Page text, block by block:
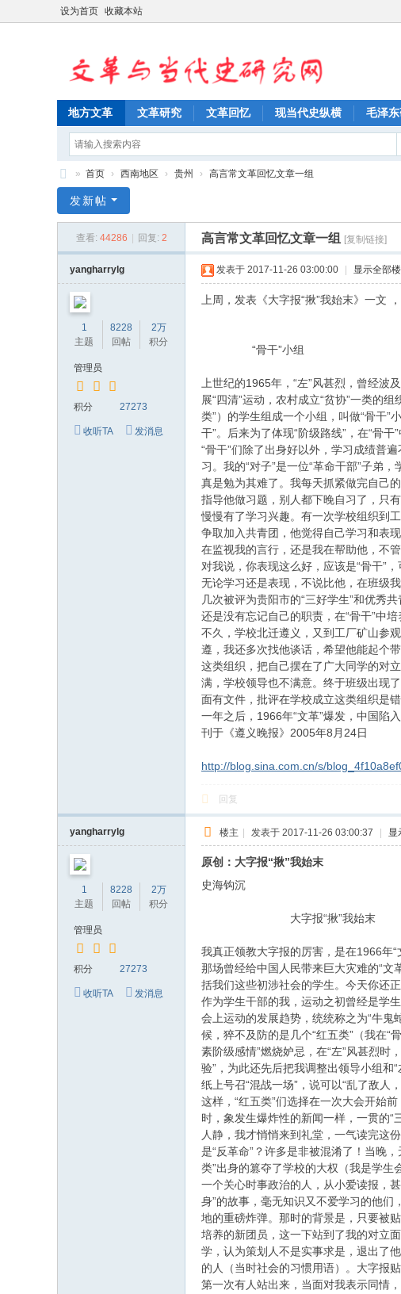
设为首页 收藏本站
地方文革 文革研究 文革回忆 现当代史纵横 毛泽
革
» 首页 › 西南地区 › 贵州 › 高言常文革回忆文章一组
发新帖
查看: 44286 回复: 2 高言常文革回忆文章一组 [复制链接]
yangharrylg
1
主题
8228
回帖
2万
积分
管理员
积分 27273
收听TA 发消息
发表于 2017-11-26 03:00:00 显示全部
上周，发表《大字报“揪”我始末》一文
“骨干”小组
上世纪的1965年，“左”风甚烈，曾经
展“四清”运动，农村成立“贫协”一类的
类”）的学生组成一个小组，叫做“骨干
干”。后来为了体现“阶级路线”，在“骨
“骨干”们除了出身好以外，学习成绩普
习。我的“对子”是一位“革命干部”子弟
真是勉为其难了。我每天抓紧做完自己
指导他做习题，别人都下晚自习了，只
慢慢有了学习兴趣。有一次学校组织到
争取加入共青团，他觉得自己学习和表
在监视我的言行，还是我在帮助他，不
对我说，你表现这么好，应该是“骨干”
无论学习还是表现，不说比他，在班级
几次被评为贵阳市的“三好学生”和优秀
还是没有忘记自己的职责，在“骨干”中
不久，学校北迁遵义，又到工厂矿山参
遵，我还多次找他谈话，希望他能起个
这类组织，把自己摆在了广大同学的对
满，学校领导也不满意。终于班级出现
面有文件，批评在学校成立这类组织是
一年之后，1966年“文革”爆发，中国陷
刊于《遵义晚报》2005年8月24日
http://blog.sina.com.cn/s/
回复
yangharrylg
1
主题
8228
回帖
2万
积分
管理员
积分 27273
收听TA 发消息
楼主 | 发表于 2017-11-26 03:00:37 | 显
原创：大字报“揪”我始末
史海钩沉
大字报“揪”我始末
我真正领教大字报的厉害，是在1966年“
那场曾经给中国人民带来巨大灾难的“文
括我们这些初涉社会的学生。今天你还
作为学生干部的我，运动之初曾经是学
会上运动的发展趋势，统统称之为“牛
候，猝不及防的是几个“红五类”（我在“
素阶级感情”燃烧妒忌，在“左”风甚烈
验”，为此还先后把我调整出领导小组和
纸上号召“混战一场”，说可以“乱了敌人
这样，“红五类”们选择在一次大会开
时，象发生爆炸性的新闻一样，一贯的“
人静，我才悄悄来到礼堂，一气读完这
是“反革命”？许多是非被混淆了！当晚
类”出身的篡夺了学校的大权（我是学
一个关心时事政治的人，从小爱读报，
身”的故事，毫无知识又不爱学习的他
地的重磅炸弹。那时的背景是，只要被
培养的新团员，这一下站到了我的对立
学，认为策划人不是实事求是，退出了
的人（当时社会的习惯用语）。大字报
第一次有人站出来，当面对我表示同情